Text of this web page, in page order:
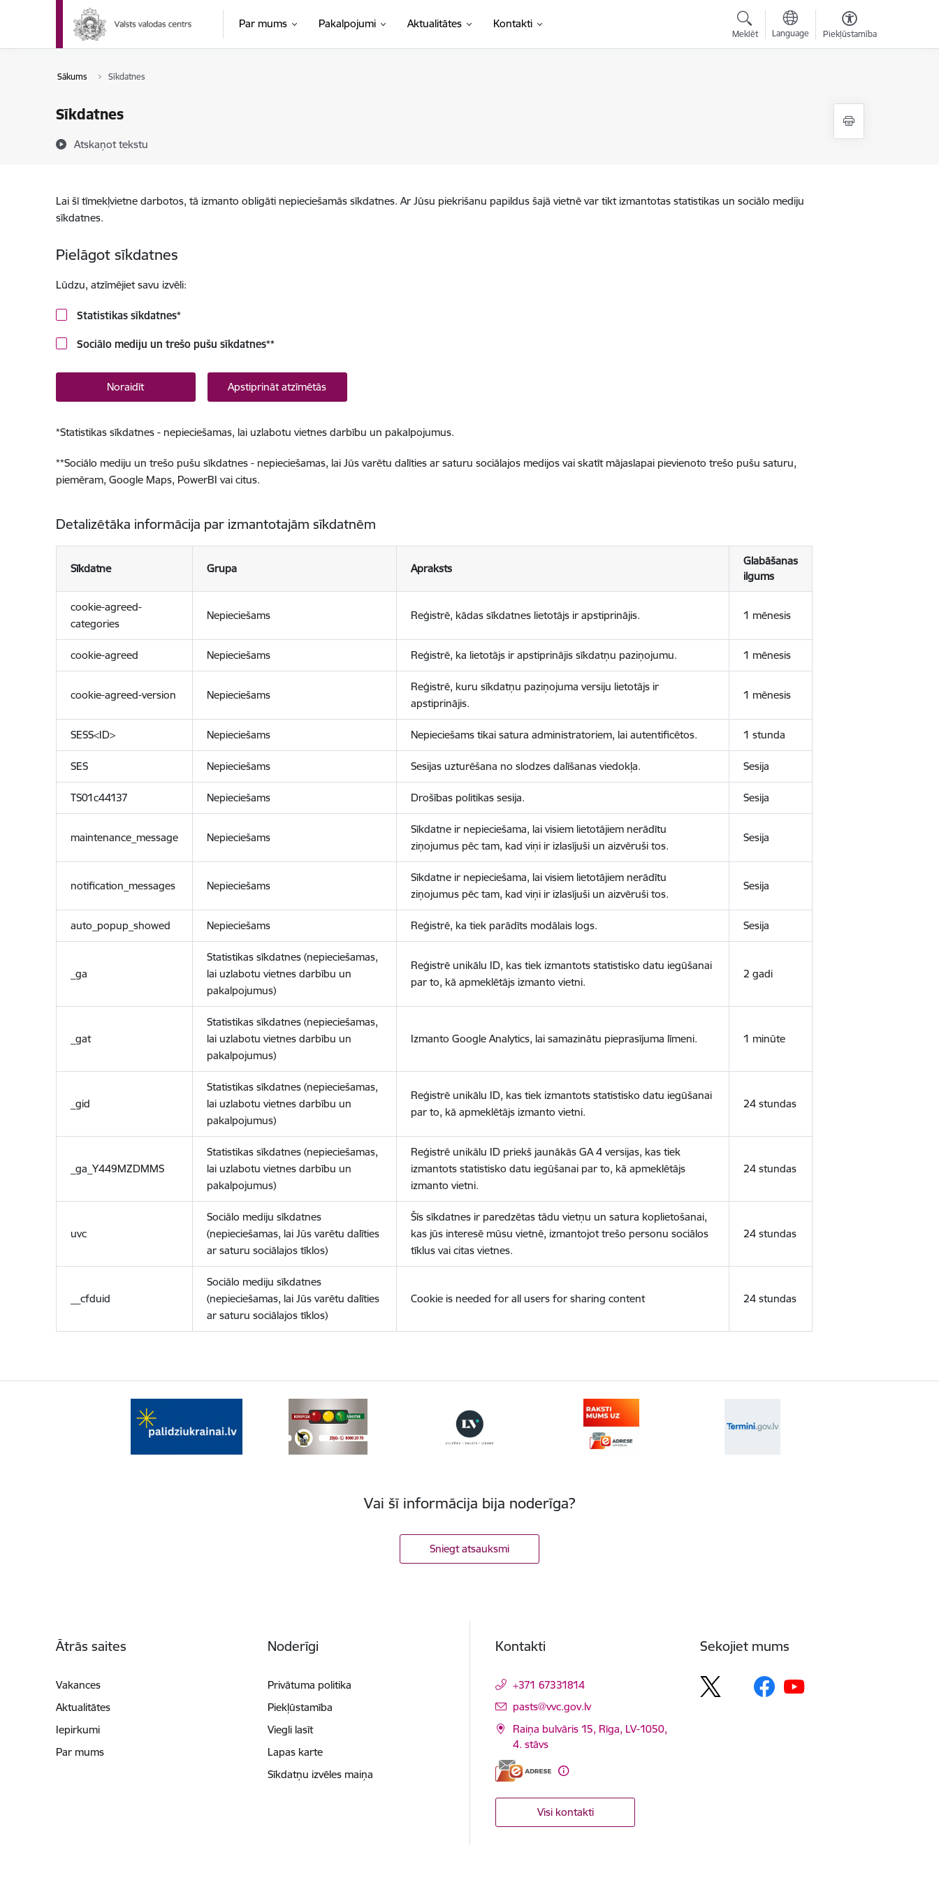
Pāriet uz lapas saturu
Par mums Pakalpojumi Aktualitātes Kontakti
Meklēt Language Piekļūstamība
Sākums Sīkdatnes
Sīkdatnes
Atskaņot tekstu
Lai šī tīmekļvietne darbotos, tā izmanto obligāti nepieciešamās sīkdatnes. Ar Jūsu piekrišanu papildus šajā vietnē var tikt izmantotas statistikas un sociālo mediju
sīkdatnes.
Pielāgot sīkdatnes
Lūdzu, atzīmējiet savu izvēli:
Statistikas sīkdatnes*
Sociālo mediju un trešo pušu sīkdatnes**
Noraidīt Apstiprināt atzīmētās
*Statistikas sīkdatnes - nepieciešamas, lai uzlabotu vietnes darbību un pakalpojumus.
**Sociālo mediju un trešo pušu sīkdatnes - nepieciešamas, lai Jūs varētu dalīties ar saturu sociālajos medijos vai skatīt mājaslapai pievienoto trešo pušu saturu,
piemēram, Google Maps, PowerBI vai citus.
Detalizētāka informācija par izmantotajām sīkdatnēm
Sīkdatne Grupa Apraksts
Glabāšanas
ilgums
cookie-agreed-
categories
Nepieciešams Reģistrē, kādas sīkdatnes lietotājs ir apstiprinājis. 1 mēnesis
cookie-agreed Nepieciešams Reģistrē, ka lietotājs ir apstiprinājis sīkdatņu paziņojumu. 1 mēnesis
cookie-agreed-version Nepieciešams
Reģistrē, kuru sīkdatņu paziņojuma versiju lietotājs ir
apstiprinājis.
1 mēnesis
SESS<ID> Nepieciešams Nepieciešams tikai satura administratoriem, lai autentificētos. 1 stunda
SES Nepieciešams Sesijas uzturēšana no slodzes dalīšanas viedokļa. Sesija
TS01c44137 Nepieciešams Drošības politikas sesija. Sesija
maintenance_message Nepieciešams
Sīkdatne ir nepieciešama, lai visiem lietotājiem nerādītu
ziņojumus pēc tam, kad viņi ir izlasījuši un aizvēruši tos.
Sesija
notification_messages Nepieciešams
Sīkdatne ir nepieciešama, lai visiem lietotājiem nerādītu
ziņojumus pēc tam, kad viņi ir izlasījuši un aizvēruši tos.
Sesija
auto_popup_showed Nepieciešams Reģistrē, ka tiek parādīts modālais logs. Sesija
_ga
Statistikas sīkdatnes (nepieciešamas,
lai uzlabotu vietnes darbību un
pakalpojumus)
Reģistrē unikālu ID, kas tiek izmantots statistisko datu iegūšanai
par to, kā apmeklētājs izmanto vietni.
2 gadi
_gat
Statistikas sīkdatnes (nepieciešamas,
lai uzlabotu vietnes darbību un
pakalpojumus)
Izmanto Google Analytics, lai samazinātu pieprasījuma līmeni. 1 minūte
_gid
Statistikas sīkdatnes (nepieciešamas,
lai uzlabotu vietnes darbību un
pakalpojumus)
Reģistrē unikālu ID, kas tiek izmantots statistisko datu iegūšanai
par to, kā apmeklētājs izmanto vietni.
24 stundas
_ga_Y449MZDMMS
Statistikas sīkdatnes (nepieciešamas,
lai uzlabotu vietnes darbību un
pakalpojumus)
Reģistrē unikālu ID priekš jaunākās GA 4 versijas, kas tiek
izmantots statistisko datu iegūšanai par to, kā apmeklētājs
izmanto vietni.
24 stundas
uvc
Sociālo mediju sīkdatnes
(nepieciešamas, lai Jūs varētu dalīties
ar saturu sociālajos tīklos)
Šīs sīkdatnes ir paredzētas tādu vietņu un satura koplietošanai,
kas jūs interesē mūsu vietnē, izmantojot trešo personu sociālos
tīklus vai citas vietnes.
24 stundas
__cfduid
Sociālo mediju sīkdatnes
(nepieciešamas, lai Jūs varētu dalīties
ar saturu sociālajos tīklos)
Cookie is needed for all users for sharing content 24 stundas
Vai šī informācija bija noderīga?
Sniegt atsauksmi
Ātrās saites
Vakances
Aktualitātes
Iepirkumi
Par mums
Noderīgi
Privātuma politika
Piekļūstamība
Viegli lasīt
Lapas karte
Sīkdatņu izvēles maiņa
Kontakti
+371 67331814
E-pasts:
pasts@vvc.gov.lv
Raiņa bulvāris 15, Rīga, LV-1050,
4. stāvs
Visi kontakti
Sekojiet mums